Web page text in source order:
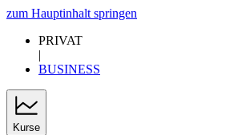
zum Hauptinhalt springen
PRIVAT
|
BUSINESS
Kurse